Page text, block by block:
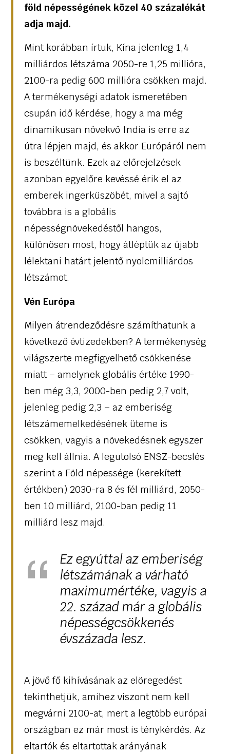
föld népességének közel 40 százalékát
adja majd.
Mint korábban írtuk, Kína jelenleg 1,4
milliárdos létszáma 2050-re 1,25 millióra,
2100-ra pedig 600 millióra csökken majd.
A termékenységi adatok ismeretében
csupán idő kérdése, hogy a ma még
dinamikusan növekvő India is erre az
útra lépjen majd, és akkor Európáról nem
is beszéltünk. Ezek az előrejelzések
azonban egyelőre kevéssé érik el az
emberek ingerküszöbét, mivel a sajtó
továbbra is a globális
népességnövekedéstől hangos,
különösen most, hogy átléptük az újabb
lélektani határt jelentő nyolcmilliárdos
létszámot.
Vén Európa
Milyen átrendeződésre számíthatunk a
következő évtizedekben? A termékenység
világszerte megfigyelhető csökkenése
miatt – amelynek globális értéke 1990-
ben még 3,3, 2000-ben pedig 2,7 volt,
jelenleg pedig 2,3 – az emberiség
létszámemelkedésének üteme is
csökken, vagyis a növekedésnek egyszer
meg kell állnia. A legutolsó ENSZ-becslés
szerint a Föld népessége (kerekített
értékben) 2030-ra 8 és fél milliárd, 2050-
ben 10 milliárd, 2100-ban pedig 11
milliárd lesz majd.
Ez egyúttal az emberiség
létszámának a várható
maximumértéke, vagyis a
22. század már a globális
népességcsökkenés
évszázada lesz.
A jövő fő kihívásának az elöregedést
tekinthetjük, amihez viszont nem kell
megvárni 2100-at, mert a legtöbb európai
országban ez már most is ténykérdés. Az
eltartók és eltartottak arányának